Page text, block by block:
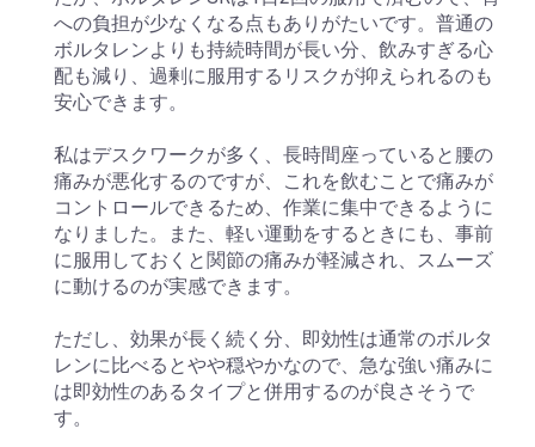
への負担が少なくなる点もありがたいです。普通の
ボルタレンよりも持続時間が長い分、飲みすぎる心
配も減り、過剰に服用するリスクが抑えられるのも
安心できます。
私はデスクワークが多く、長時間座っていると腰の
痛みが悪化するのですが、これを飲むことで痛みが
コントロールできるため、作業に集中できるように
なりました。また、軽い運動をするときにも、事前
に服用しておくと関節の痛みが軽減され、スムーズ
に動けるのが実感できます。
ただし、効果が長く続く分、即効性は通常のボルタ
レンに比べるとやや穏やかなので、急な強い痛みに
は即効性のあるタイプと併用するのが良さそうで
す。